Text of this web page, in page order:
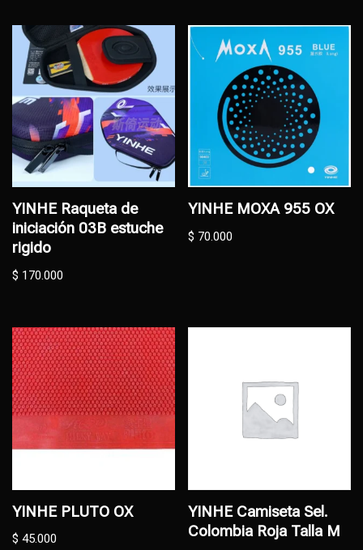
YINHE Raqueta de
iniciación 03B estuche
rigido
$ 170.000
YINHE MOXA 955 OX
$ 70.000
YINHE PLUTO OX
$ 45.000
YINHE Camiseta Sel.
Colombia Roja Talla M